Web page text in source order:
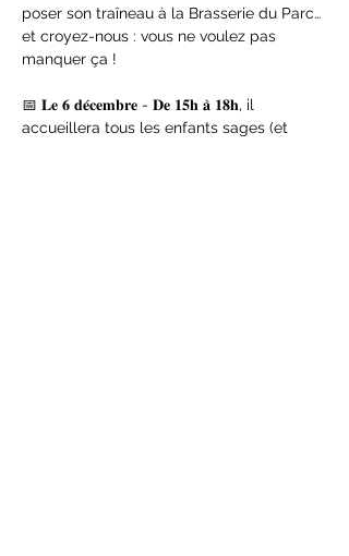
poser son traîneau à la Brasserie du Parc…
et croyez-nous : vous ne voulez pas
manquer ça !
📅 𝐋𝐞 𝟔 𝐝𝐞́𝐜𝐞𝐦𝐛𝐫𝐞 - 𝐃𝐞 𝟏𝟓𝐡 𝐚̀ 𝟏𝟖𝐡, il
accueillera tous les enfants sages (et